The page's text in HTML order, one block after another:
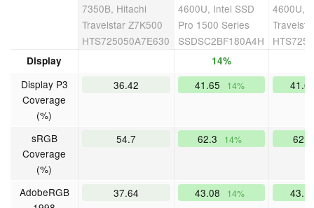
7350B, Hitachi
Travelstar Z7K500
HTS725050A7E630
4600U, Intel SSD
Pro 1500 Series
SSDSC2BF180A4H
4600U,
Display 14%
Display P3
Coverage
(%)
36.42 41.65 14%
sRGB
Coverage
(%)
54.7 62.3 14%
AdobeRGB
37.64 43.08 14%